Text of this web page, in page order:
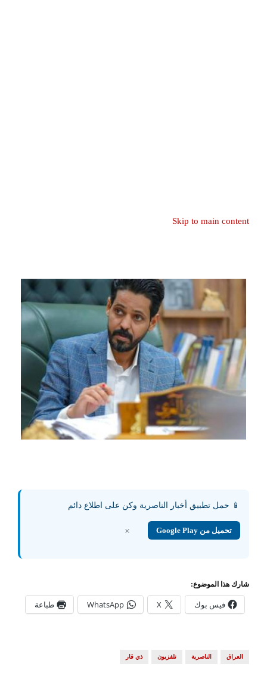
Skip to main content
📱 حمل تطبيق أخبار الناصرية وكن على اطلاع دائم
تحميل من Google Play ×
شارك هذا الموضوع:
فيس بوك X
WhatsApp طباعة
العراق الناصرية تلفزيون ذي قار